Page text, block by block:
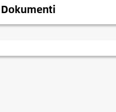
Dokumenti